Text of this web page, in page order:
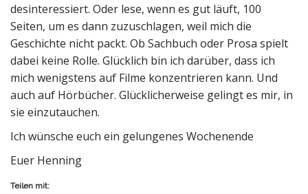
desinteressiert. Oder lese, wenn es gut läuft, 100
Seiten, um es dann zuzuschlagen, weil mich die
Geschichte nicht packt. Ob Sachbuch oder Prosa spielt
dabei keine Rolle. Glücklich bin ich darüber, dass ich
mich wenigstens auf Filme konzentrieren kann. Und
auch auf Hörbücher. Glücklicherweise gelingt es mir, in
sie einzutauchen.
Ich wünsche euch ein gelungenes Wochenende
Euer Henning
Teilen mit: